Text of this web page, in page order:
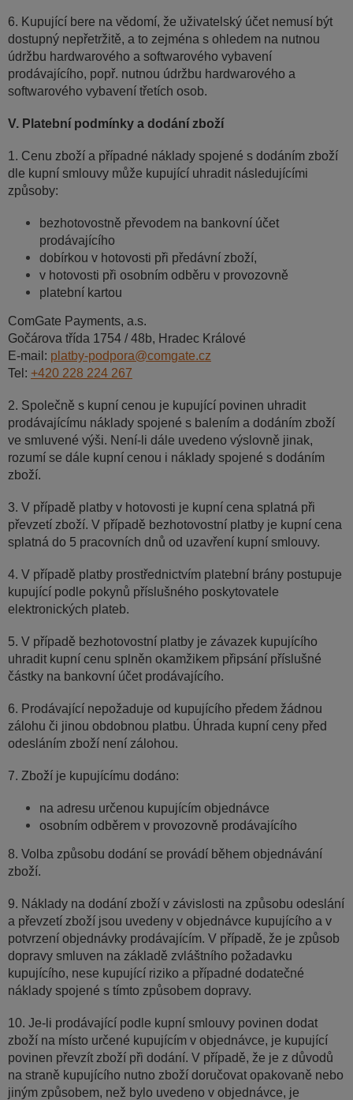
6. Kupující bere na vědomí, že uživatelský účet nemusí být
dostupný nepřetržitě, a to zejména s ohledem na nutnou
údržbu hardwarového a softwarového vybavení
prodávajícího, popř. nutnou údržbu hardwarového a
softwarového vybavení třetích osob.
V. Platební podmínky a dodání zboží
1. Cenu zboží a případné náklady spojené s dodáním zboží
dle kupní smlouvy může kupující uhradit následujícími
způsoby:
bezhotovostně převodem na bankovní účet
prodávajícího
dobírkou v hotovosti při předávní zboží,
v hotovosti při osobním odběru v provozovně
platební kartou
ComGate Payments, a.s.
Gočárova třída 1754 / 48b, Hradec Králové
E-mail: platby-podpora@comgate.cz
Tel: +420 228 224 267
2. Společně s kupní cenou je kupující povinen uhradit
prodávajícímu náklady spojené s balením a dodáním zboží
ve smluvené výši. Není-li dále uvedeno výslovně jinak,
rozumí se dále kupní cenou i náklady spojené s dodáním
zboží.
3. V případě platby v hotovosti je kupní cena splatná při
převzetí zboží. V případě bezhotovostní platby je kupní cena
splatná do 5 pracovních dnů od uzavření kupní smlouvy.
4. V případě platby prostřednictvím platební brány postupuje
kupující podle pokynů příslušného poskytovatele
elektronických plateb.
5. V případě bezhotovostní platby je závazek kupujícího
uhradit kupní cenu splněn okamžikem připsání příslušné
částky na bankovní účet prodávajícího.
6. Prodávající nepožaduje od kupujícího předem žádnou
zálohu či jinou obdobnou platbu. Úhrada kupní ceny před
odesláním zboží není zálohou.
7. Zboží je kupujícímu dodáno:
na adresu určenou kupujícím objednávce
osobním odběrem v provozovně prodávajícího
8. Volba způsobu dodání se provádí během objednávání
zboží.
9. Náklady na dodání zboží v závislosti na způsobu odeslání
a převzetí zboží jsou uvedeny v objednávce kupujícího a v
potvrzení objednávky prodávajícím. V případě, že je způsob
dopravy smluven na základě zvláštního požadavku
kupujícího, nese kupující riziko a případné dodatečné
náklady spojené s tímto způsobem dopravy.
10. Je-li prodávající podle kupní smlouvy povinen dodat
zboží na místo určené kupujícím v objednávce, je kupující
povinen převzít zboží při dodání. V případě, že je z důvodů
na straně kupujícího nutno zboží doručovat opakovaně nebo
jiným způsobem, než bylo uvedeno v objednávce, je